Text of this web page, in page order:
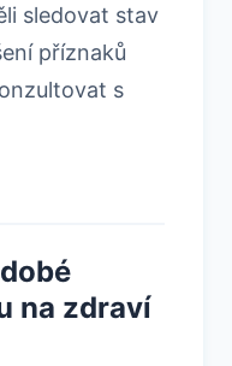
sledovat stav
příznaků
s
na zdraví